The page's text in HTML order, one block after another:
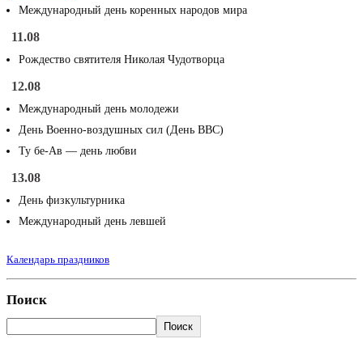
Международный день коренных народов мира
11.08
Рождество святителя Николая Чудотворца
12.08
Международный день молодежи
День Военно-воздушных сил (День ВВС)
Ту бе-Ав — день любви
13.08
День физкультурника
Международный день левшей
Календарь праздников
Поиск
Поиск